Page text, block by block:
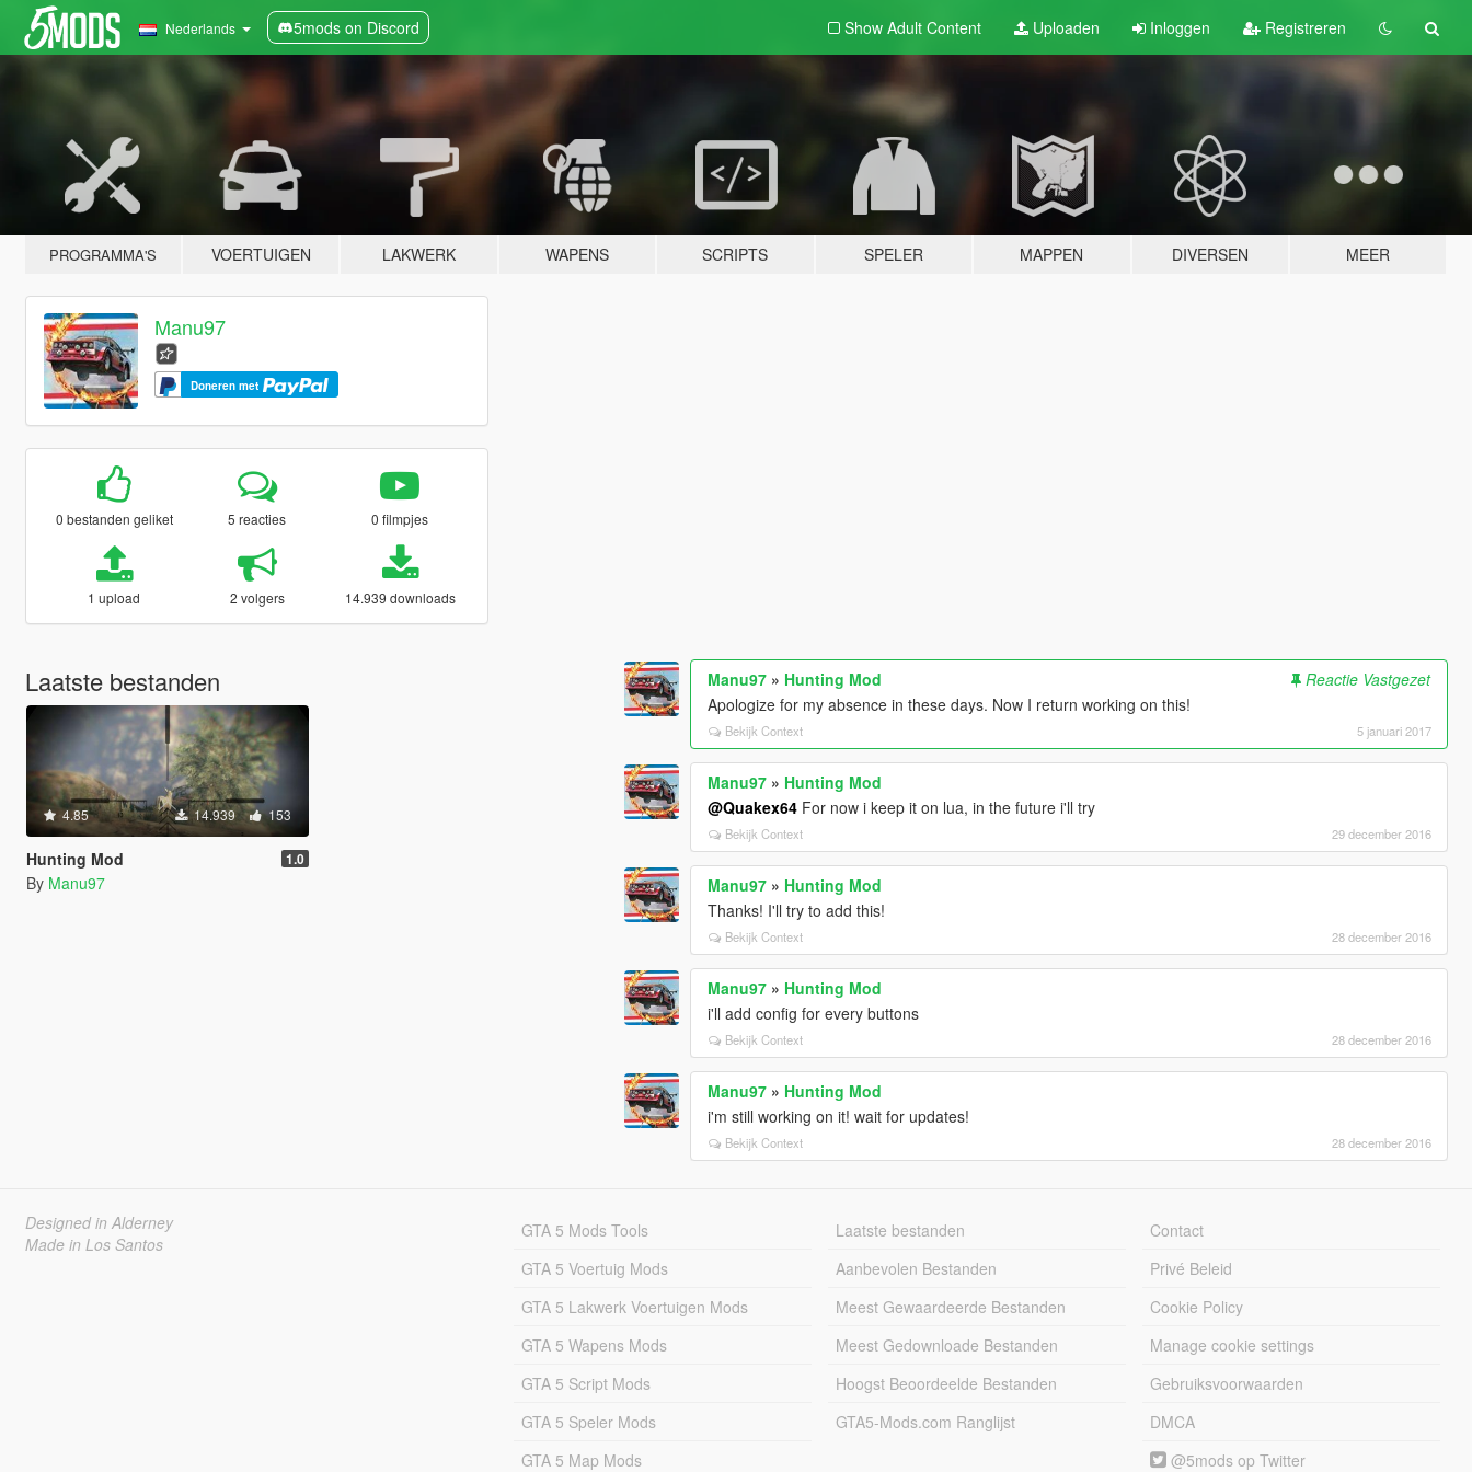
Nederlands 5mods on Discord Show Adult Content Uploaden Inloggen Registreren
PROGRAMMA'S VOERTUIGEN LAKWERK WAPENS SCRIPTS SPELER MAPPEN DIVERSEN MEER
Manu97
Doneren met
0 bestanden geliket 5 reacties 0 filmpjes
1 upload 2 volgers 14.939 downloads
Laatste bestanden
4.85 14.939 153
Hunting Mod 1.0
By Manu97
Manu97 » Hunting Mod
Reactie Vastgezet
Apologize for my absence in these days. Now I return working on this!
Bekijk Context 5 januari 2017
Manu97 » Hunting Mod
@Quakex64 For now i keep it on lua, in the future i'll try
Bekijk Context 29 december 2016
Manu97 » Hunting Mod
Thanks! I'll try to add this!
Bekijk Context 28 december 2016
Manu97 » Hunting Mod
i'll add config for every buttons
Bekijk Context 28 december 2016
Manu97 » Hunting Mod
i'm still working on it! wait for updates!
Bekijk Context 28 december 2016
Designed in Alderney
Made in Los Santos
GTA 5 Mods Tools
GTA 5 Voertuig Mods
GTA 5 Lakwerk Voertuigen Mods
GTA 5 Wapens Mods
GTA 5 Script Mods
GTA 5 Speler Mods
GTA 5 Map Mods
Laatste bestanden
Aanbevolen Bestanden
Meest Gewaardeerde Bestanden
Meest Gedownloade Bestanden
Hoogst Beoordeelde Bestanden
GTA5-Mods.com Ranglijst
Contact
Privé Beleid
Cookie Policy
Manage cookie settings
Gebruiksvoorwaarden
DMCA
@5mods op Twitter